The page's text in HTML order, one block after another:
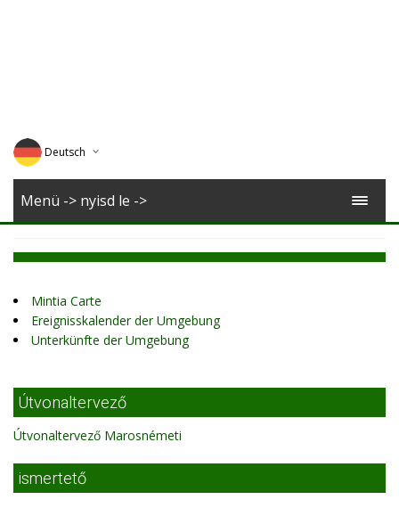
Deutsch
English
Menü -> nyisd le ->
Mintia Carte
Ereignisskalender der Umgebung
Unterkünfte der Umgebung
Útvonaltervező
Útvonaltervező Marosnémeti
ismertető